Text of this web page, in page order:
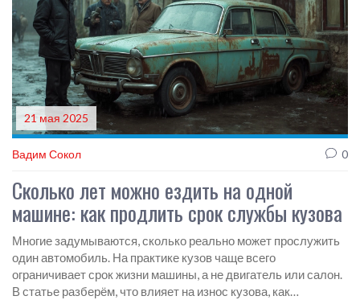
21 мая 2025
Вадим Сокол 0
Сколько лет можно ездить на одной
машине: как продлить срок службы кузова
Многие задумываются, сколько реально может прослужить
один автомобиль. На практике кузов чаще всего
ограничивает срок жизни машины, а не двигатель или салон.
В статье разберём, что влияет на износ кузова, как